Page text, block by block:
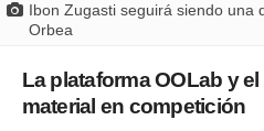
Ibon Zugasti seguirá siendo una
Orbea
La plataforma OOLab y
material en competición